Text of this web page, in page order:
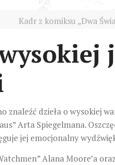
Kadr z komiksu „Dwa
znaleźć dzieła o wysokiej
Arta Spiegelmana.
jej emocjonalny
Alana Moore’a